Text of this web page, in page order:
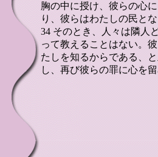
胸の中に授け、彼らの心
り、彼らはわたしの民と
34 そのとき、人々は隣人
って教えることはない。
たしを知るからである、
し、再び彼らの罪に心を